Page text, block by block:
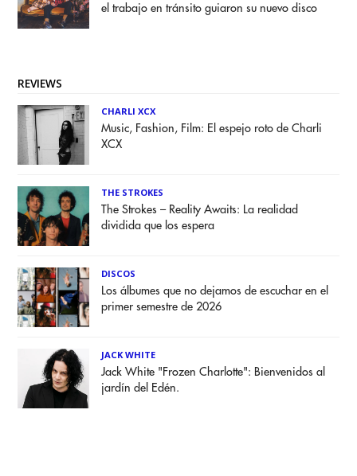
el trabajo en tránsito guiaron su nuevo disco
REVIEWS
CHARLI XCX
Music, Fashion, Film: El espejo roto de Charli
XCX
THE STROKES
The Strokes – Reality Awaits: La realidad
dividida que los espera
DISCOS
Los álbumes que no dejamos de escuchar en el
primer semestre de 2026
JACK WHITE
Jack White "Frozen Charlotte": Bienvenidos al
jardín del Edén.